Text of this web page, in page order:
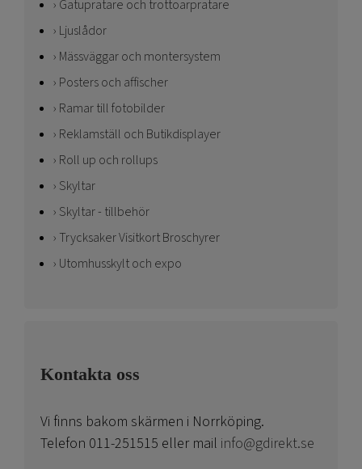
Gatupratare och trottoarpratare
Ljuslådor
Mässväggar och montersystem
Posters och affischer
Ramar till fotobilder
Reklamställ och Butikdisplayer
Roll up och rollups
Skyltar
Skyltar - tillbehör
Trycksaker Visitkort Broschyrer
Utomhusskylt och expo
Kontakta oss
Vi finns bakom skärmen i Norrköping.
Telefon 011-251515 eller mail info@gdirekt.se